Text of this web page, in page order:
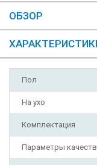
ОБЗОР
Пол
На ухо
Комплектация
Параметры